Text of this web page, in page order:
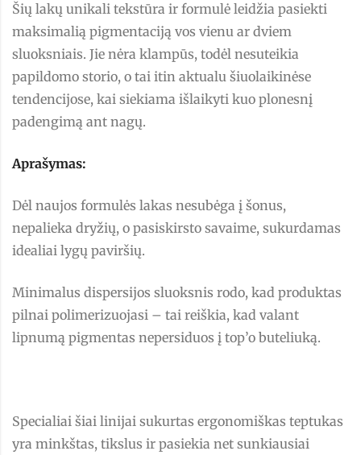
Šių lakų unikali tekstūra ir formulė leidžia pasiekti
maksimalią pigmentaciją vos vienu ar dviem
sluoksniais. Jie nėra klampūs, todėl nesuteikia
papildomo storio, o tai itin aktualu šiuolaikinėse
tendencijose, kai siekiama išlaikyti kuo plonesnį
padengimą ant nagų.
Aprašymas:
Dėl naujos formulės lakas nesubėga į šonus,
nepalieka dryžių, o pasiskirsto savaime, sukurdamas
idealiai lygų paviršių.
Minimalus dispersijos sluoksnis rodo, kad produktas
pilnai polimerizuojasi – tai reiškia, kad valant
lipnumą pigmentas nepersiduos į top’o buteliuką.
Specialiai šiai linijai sukurtas ergonomiškas teptukas
yra minkštas, tikslus ir pasiekia net sunkiausiai